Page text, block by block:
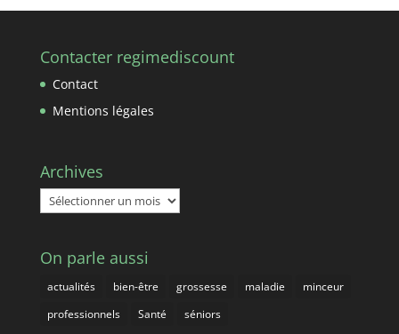
Contacter regimediscount
Contact
Mentions légales
Archives
Archives
On parle aussi
actualités bien-être grossesse maladie
minceur
professionnels
Santé séniors